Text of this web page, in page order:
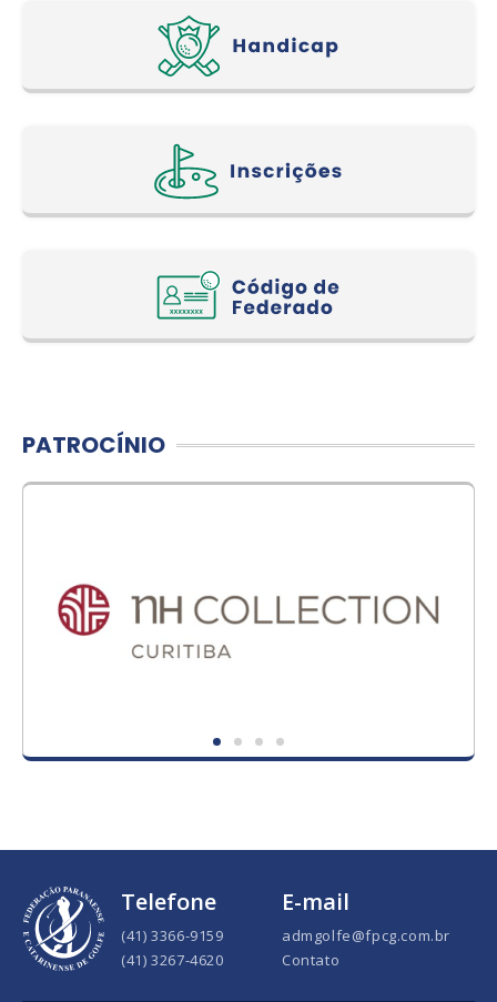
PATROCÍNIO
Telefone
(41) 3366-9159
(41) 3267-4620
E-mail
admgolfe@fpcg.com.br
Contato